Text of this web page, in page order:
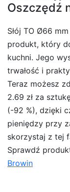
Oszczędź
Słój TO Ø66
produkt, który
kuchni. Jego
trwałość i
Teraz możesz
2.69 zł za
(-92 %), dzięki
pieniędzy przy
skorzystaj z tej
Sprawdź
Browin